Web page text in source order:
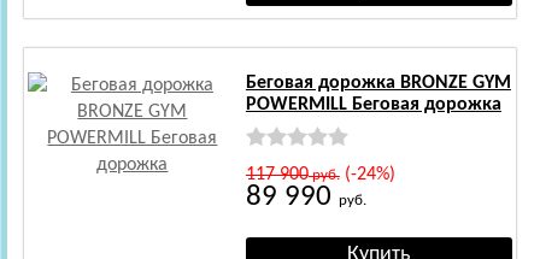
Беговая дорожка BRONZE GYM
POWERMILL Беговая дорожкa
117 900руб.(-24%)
89 990 руб.